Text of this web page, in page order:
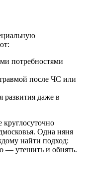
потребностями
после ЧС или
развития даже в
Одна няня
найти подход:
— утешить и обнять.